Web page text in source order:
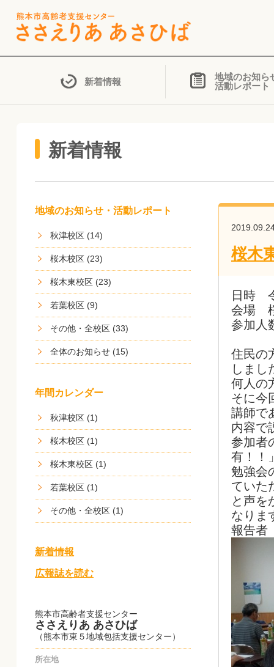
新着情報
地域のお知ら
活動レポート
新着情報
桜木
日時
会場
参加
住民の
しまし
何人の
そに今
講師で
内容で
参加者
有！！
勉強会
ていた
と声を
なりま
報告
地域のお知らせ・活動レポート
秋津校区 (14)
桜木校区 (23)
桜木東校区 (23)
若葉校区 (9)
その他・全校区 (33)
全体のお知らせ (15)
年間カレンダー
秋津校区 (1)
桜木校区 (1)
桜木東校区 (1)
若葉校区 (1)
その他・全校区 (1)
新着情報
広報誌を読む
熊本市高齢者支援センター
ささえりあ あさひば
（熊本市東５地域包括支援センター）
所在地